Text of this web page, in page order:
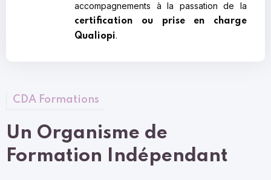
accompagnements à la passation de la
certification ou prise en charge
Qualiopi.
CDA Formations
Un Organisme de
Formation Indépendant